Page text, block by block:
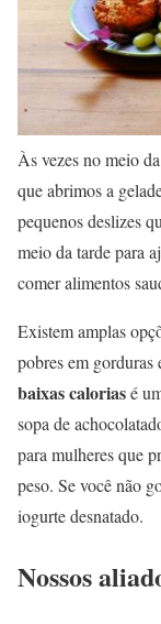
Às vezes no meio
que abrimos a
pequenos deslizes
meio da tarde para
comer alimentos
Existem amplas
pobres em gorduras
baixas caloriasé
sopa de
para mulheres que
peso. Se você não
iogurte desnatado.
Nossos